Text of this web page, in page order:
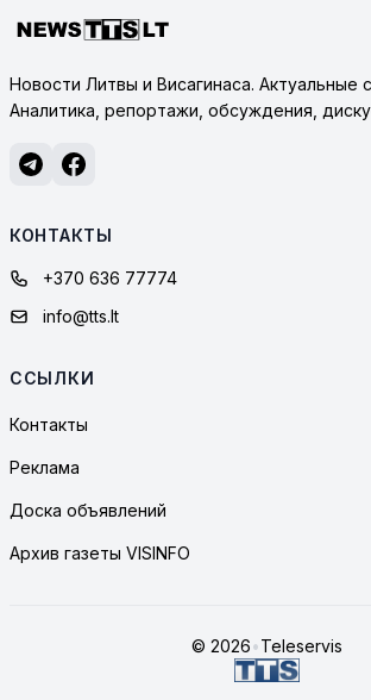
Новости Литвы и Висагинаса. Актуальные
Аналитика, репортажи, обсуждения,
КОНТАКТЫ
+370 636 77774
info@tts.lt
ССЫЛКИ
Контакты
Реклама
Доска объявлений
Архив газеты VISINFO
© 2026•Teleservis